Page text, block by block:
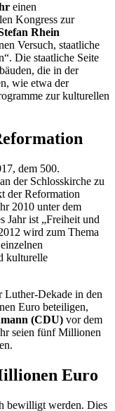
einen
Kongress zur
Rhein
Versuch, staatliche
Die staatliche Seite
die in der
wie etwa der
zur kulturellen
dem 500.
der Schlosskirche zu
der Reformation
2010 unter dem
Jahr ist „Freiheit und
wird zum Thema
kulturelle
Luther-Dekade in den
Euro beteiligen,
(CDU) vor dem
seien fünf Millionen
Euro
bewilligt werden. Dies